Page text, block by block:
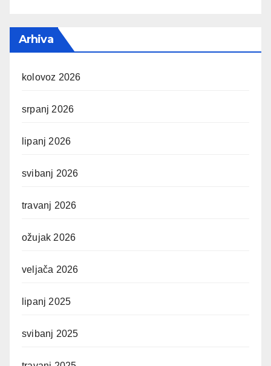
Arhiva
kolovoz 2026
srpanj 2026
lipanj 2026
svibanj 2026
travanj 2026
ožujak 2026
veljača 2026
lipanj 2025
svibanj 2025